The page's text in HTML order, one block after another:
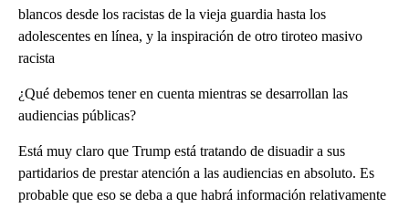
blancos desde los racistas de la vieja guardia hasta los
adolescentes en línea, y la inspiración de otro tiroteo masivo
racista
¿Qué debemos tener en cuenta mientras se desarrollan las
audiencias públicas?
Está muy claro que Trump está tratando de disuadir a sus
partidarios de prestar atención a las audiencias en absoluto. Es
probable que eso se deba a que habrá información relativamente